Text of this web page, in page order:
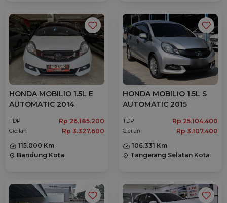
HONDA MOBILIO 1.5L E
AUTOMATIC 2014
TDP Rp 26.185.200
Cicilan
Rp 3.327.600
115.000 Km
location_on Bandung Kota
HONDA MOBILIO 1.5L S
AUTOMATIC 2015
TDP Rp 25.104.400
Cicilan
Rp 3.107.400
106.331 Km
location_on Tangerang Selatan Kota